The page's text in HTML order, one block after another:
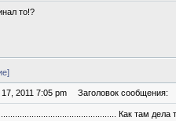
то!?
2011 7:05 pm Заголовок сообщения:
Как там дела